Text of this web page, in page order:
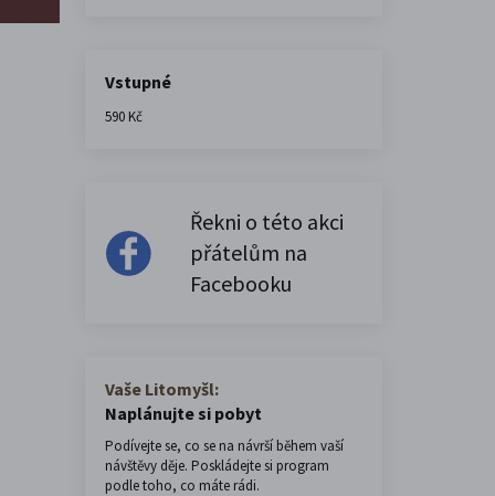
Vstupné
590 Kč
Řekni o této akci
přátelům na
Facebooku
Vaše Litomyšl:
Naplánujte si pobyt
Podívejte se, co se na návrší během vaší
návštěvy děje. Poskládejte si program
podle toho, co máte rádi.